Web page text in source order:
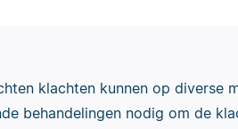
klachten kunnen op diverse
behandelingen nodig om de